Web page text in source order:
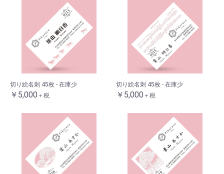
切り絵名刺 45枚 - 在庫少
￥5,000 ＋税
切り絵名刺 45枚 - 在庫少
￥5,000 ＋税